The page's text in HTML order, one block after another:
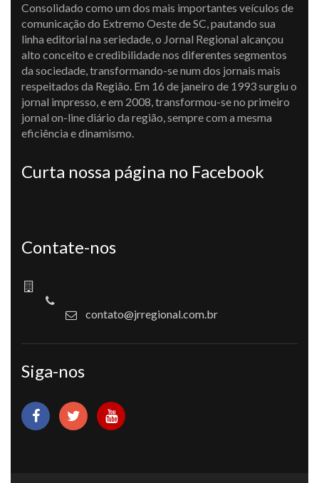
Consolidado como um dos mais importantes veículos de
comunicação do Extremo Oeste de SC, pautando sua
linha editorial na seriedade, o Jornal Regional alcançou
alto conceito e credibilidade nos diferentes segmentos
da sociedade, transformando-se num dos jornais mais
respeitados da Região. Em 16 de janeiro de 1993 surgiu o
jornal impresso, e em 2008, transformou-se no primeiro
jornal on-line diário da região, sempre com a mesma
eficiência e dinamismo.
Curta nossa página no Facebook
Contate-nos
contato@jrregional.com.br
Siga-nos